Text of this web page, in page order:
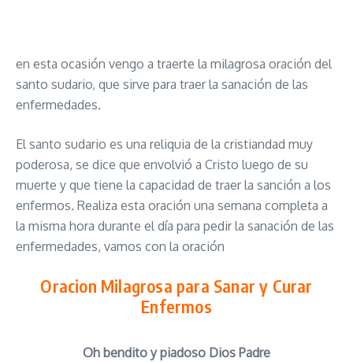
en esta ocasión vengo a traerte la milagrosa oración del
santo sudario, que sirve para traer la sanación de las
enfermedades.
El santo sudario es una reliquia de la cristiandad muy
poderosa, se dice que envolvió a Cristo luego de su
muerte y que tiene la capacidad de traer la sanción a los
enfermos. Realiza esta oración una semana completa a
la misma hora durante el día para pedir la sanación de las
enfermedades, vamos con la oración
Oracion Milagrosa para Sanar y Curar
Enfermos
Oh bendito y piadoso Dios Padre